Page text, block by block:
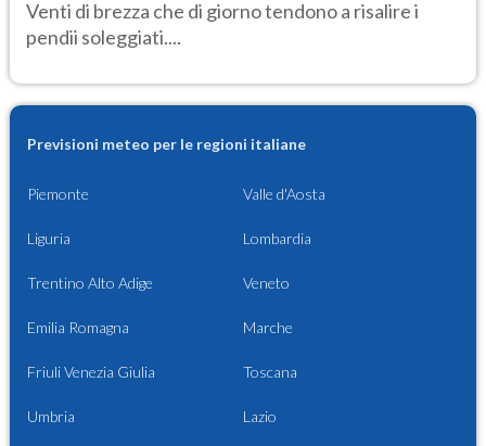
Venti di brezza che di giorno tendono a risalire i
pendii soleggiati....
Previsioni meteo per le regioni italiane
Piemonte Valle d'Aosta
Liguria Lombardia
Trentino Alto Adige Veneto
Emilia Romagna Marche
Friuli Venezia Giulia Toscana
Umbria Lazio